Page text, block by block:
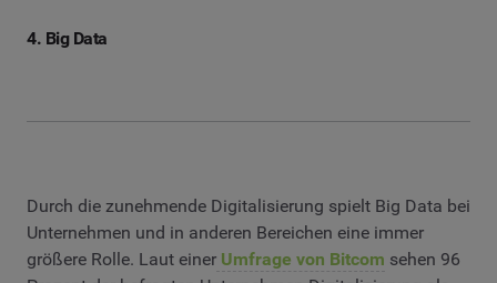
4. Big Data
Durch die zunehmende Digitalisierung spielt Big Data bei
Unternehmen und in anderen Bereichen eine immer
größere Rolle. Laut einer Umfrage von Bitcom sehen 96